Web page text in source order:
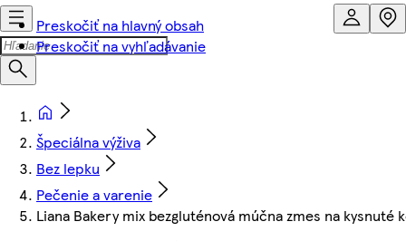
Preskočiť na hlavný obsah
Preskočiť na vyhľadávanie
Špeciálna výživa
Bez lepku
Pečenie a varenie
Liana Bakery mix bezgluténová múčna zmes na kysnuté